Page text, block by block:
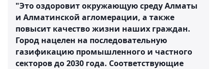
"Это оздоровит окружающую среду Алматы
и Алматинской агломерации, а также
повысит качество жизни наших граждан.
Город нацелен на последовательную
газификацию промышленного и частного
секторов до 2030 года. Соответствующие